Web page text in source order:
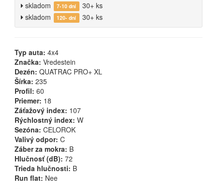
skladom
7-10 dní
30+ ks
skladom
120- dní 30+ ks
Typ auta: 4x4
Značka: Vredestein
Dezén: QUATRAC PRO+ XL
Šírka: 235
Profil: 60
Priemer: 18
Záťažový index: 107
Rýchlostný index: W
Sezóna: CELOROK
Valivý odpor: C
Záber za mokra: B
Hlučnosť (dB): 72
Trieda hlučnosti: B
Run flat: Nee